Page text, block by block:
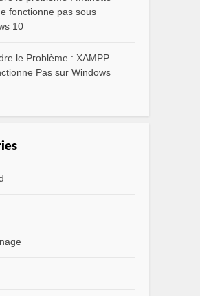
fonctionne pas sous
10
le Problème : XAMPP
Pas sur Windows